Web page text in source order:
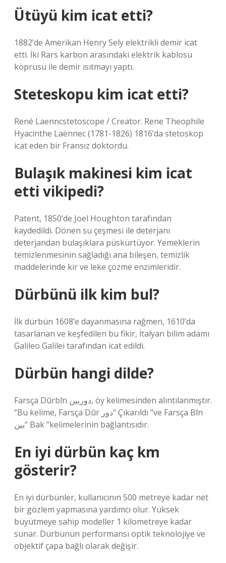
Ütüyü kim icat etti?
1882’de Amerikan Henry Sely elektrikli demir icat
etti. İki Rars karbon arasındaki elektrik kablosu
köprüsü ile demir ısıtmayı yaptı.
Steteskopu kim icat etti?
René Laenncstetoscope / Creator. Rene Theophile
Hyacinthe Laënnec (1781-1826) 1816’da stetoskop
icat eden bir Fransız doktordu.
Bulaşık makinesi kim icat
etti vikipedi?
Patent, 1850’de Joel Houghton tarafından
kaydedildi. Dönen su çeşmesi ile deterjanı
deterjandan bulaşıklara püskürtüyor. Yemeklerin
temizlenmesinin sağladığı ana bileşen, temizlik
maddelerinde kir ve leke çözme enzimleridir.
Dürbünü ilk kim bul?
İlk dürbün 1608’e dayanmasına rağmen, 1610’da
tasarlanan ve keşfedilen bu fikir, İtalyan bilim adamı
Galileo Galilei tarafından icat edildi.
Dürbün hangi dilde?
Farsça Dūrbīn دوربین, öy kelimesinden alıntılanmıştır.
“Bu kelime, Farsça Dūr دور“ Çıkarıldı ”ve Farsça Bīn
بین“ Bak ”kelimelerinin bağlantısıdır.
En iyi dürbün kaç km
gösterir?
En iyi dürbünler, kullanıcının 500 metreye kadar net
bir gözlem yapmasına yardımcı olur. Yüksek
büyütmeye sahip modeller 1 kilometreye kadar
sunar. Dürbünün performansı optik teknolojiye ve
objektif çapa bağlı olarak değişir.